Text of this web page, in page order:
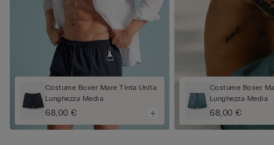
Costume Boxer Mare Tinta Unita
Lunghezza Media
68,00 €
Costume Boxer
Lunghezza Media
68,00 €